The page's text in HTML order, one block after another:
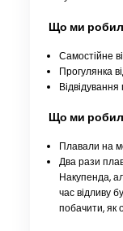
Що ми
Самостійне
Прогулянка
Що ми
Плавали на
Два рази
Накупенда,
час відливу
побачити, як